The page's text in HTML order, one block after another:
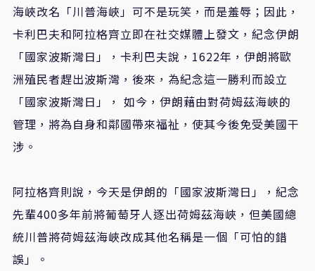
海峽改名「川普海峽」可不是玩笑，而是羞辱；因此，
卡利巴夫和阿拉格齊立即在社交媒體上發文，紀念伊朗
「國家波斯灣日」，卡利巴夫說，1622年，伊朗將歐
洲殖民者趕出波斯灣，後來，為紀念這一勝利而設立
「國家波斯灣日」， 如今，伊朗藉由對荷姆茲海峽的
管理，將為自身和鄰國帶來福祉，使其今後免受美國干
涉。
阿拉格齊則說，今天是伊朗的「國家波斯灣日」，紀念
先輩400多年前將葡萄牙人逐出荷姆茲海峽，但美國總
統川普將荷姆茲海峽改成其他名稱是一個「可怕的錯
誤」。